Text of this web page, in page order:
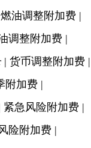
燃油调整附加费 |
调整附加费 |
| 货币调整附加费 |
附加费 |
紧急风险附加费 |
险附加费 |